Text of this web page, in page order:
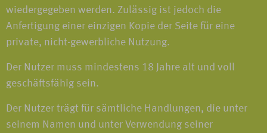
wiedergegeben werden. Zulässig ist jedoch die
Anfertigung einer einzigen Kopie der Seite für eine
private, nicht-gewerbliche Nutzung.
Der Nutzer muss mindestens 18 Jahre alt und voll
geschäftsfähig sein.
Der Nutzer trägt für sämtliche Handlungen, die unter
seinem Namen und unter Verwendung seiner